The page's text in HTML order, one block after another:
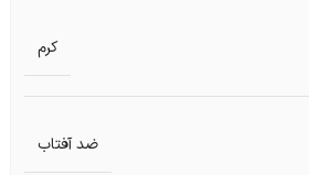
کرم
ضد آفتاب